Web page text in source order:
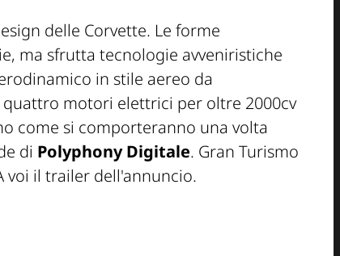
delle Corvette. Le forme
ma sfrutta tecnologie avveniristiche
in stile aereo da
motori elettrici per oltre 2000cv
come si comporteranno una volta
di Polyphony Digitale. Gran Turismo
voi il trailer dell'annuncio.